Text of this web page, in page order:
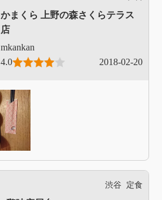
かまくら 上野の森さくらテラス
店
mkankan
4.0
2018-02-20
渋谷 定食